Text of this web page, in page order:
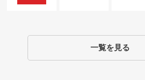
一覧を見る